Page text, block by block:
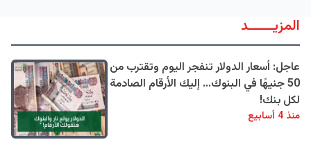
المزيــــــد
عاجل: أسعار الدولار تنفجر اليوم وتقترب من
50 جنيهًا في البنوك... إليك الأرقام الصادمة
لكل بنك!
منذ 4 أسابيع